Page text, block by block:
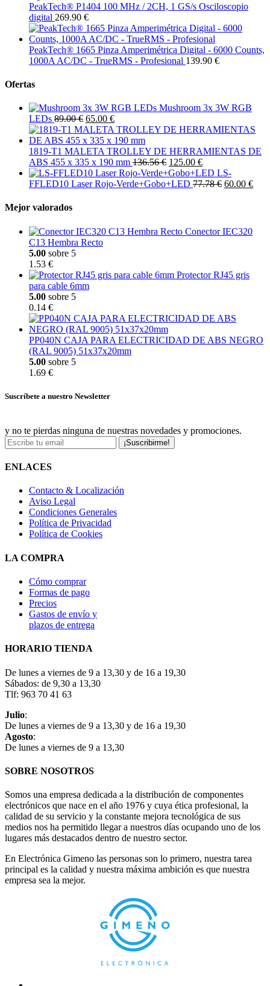
PeakTech® P1404 100 MHz / 2CH, 1 GS/s Osciloscopio
digital 269.90 €
PeakTech® 1665 Pinza Amperimétrica Digital - 6000 Counts,
1000A AC/DC - TrueRMS - Profesional 139.90 €
Ofertas
Mushroom 3x 3W RGB
LEDs 89.00 € 65.00 €
1819-T1 MALETA TROLLEY DE HERRAMIENTAS DE
ABS 455 x 335 x 190 mm 136.56 € 125.00 €
LS-
FFLED10 Laser Rojo-Verde+Gobo+LED 77.78 € 60.00 €
Mejor valorados
Conector IEC320
C13 Hembra Recto
5.00 sobre 5
1.53 €
Protector RJ45 gris
para cable 6mm
5.00 sobre 5
0.14 €
PP040N CAJA PARA ELECTRICIDAD DE ABS NEGRO
(RAL 9005) 51x37x20mm
5.00 sobre 5
1.69 €
Suscríbete a nuestro Newsletter
y no te pierdas ninguna de nuestras novedades y promociones.
¡Suscribirme!
ENLACES
Contacto & Localización
Aviso Legal
Condiciones Generales
Política de Privacidad
Política de Cookies
LA COMPRA
Cómo comprar
Formas de pago
Precios
Gastos de envío y
plazos de entrega
HORARIO TIENDA
De lunes a viernes de 9 a 13,30 y de 16 a 19,30
Sábados: de 9,30 a 13,30
Tlf: 963 70 41 63
Julio:
De lunes a viernes de 9 a 13,30 y de 16 a 19,30
Agosto:
De lunes a viernes de 9 a 13,30
SOBRE NOSOTROS
Somos una empresa dedicada a la distribución de componentes
electrónicos que nace en el año 1976 y cuya ética profesional, la
calidad de su servicio y la constante mejora tecnológica de sus
medios nos ha permitido llegar a nuestros días ocupando uno de los
lugares más destacados dentro de nuestro sector.
En Electrónica Gimeno las personas son lo primero, nuestra tarea
principal es la calidad y nuestra máxima ambición es que nuestra
empresa sea la mejor.